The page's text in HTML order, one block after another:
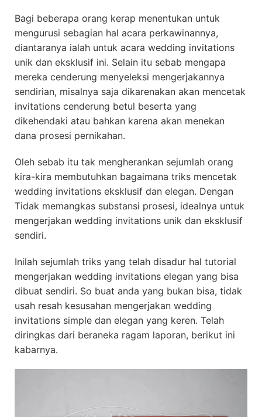
Bagi beberapa orang kerap menentukan untuk
mengurusi sebagian hal acara perkawinannya,
diantaranya ialah untuk acara wedding invitations
unik dan eksklusif ini. Selain itu sebab mengapa
mereka cenderung menyeleksi mengerjakannya
sendirian, misalnya saja dikarenakan akan mencetak
invitations cenderung betul beserta yang
dikehendaki atau bahkan karena akan menekan
dana prosesi pernikahan.
Oleh sebab itu tak mengherankan sejumlah orang
kira-kira membutuhkan bagaimana triks mencetak
wedding invitations eksklusif dan elegan. Dengan
Tidak memangkas substansi prosesi, idealnya untuk
mengerjakan wedding invitations unik dan eksklusif
sendiri.
Inilah sejumlah triks yang telah disadur hal tutorial
mengerjakan wedding invitations elegan yang bisa
dibuat sendiri. So buat anda yang bukan bisa, tidak
usah resah kesusahan mengerjakan wedding
invitations simple dan elegan yang keren. Telah
diringkas dari beraneka ragam laporan, berikut ini
kabarnya.